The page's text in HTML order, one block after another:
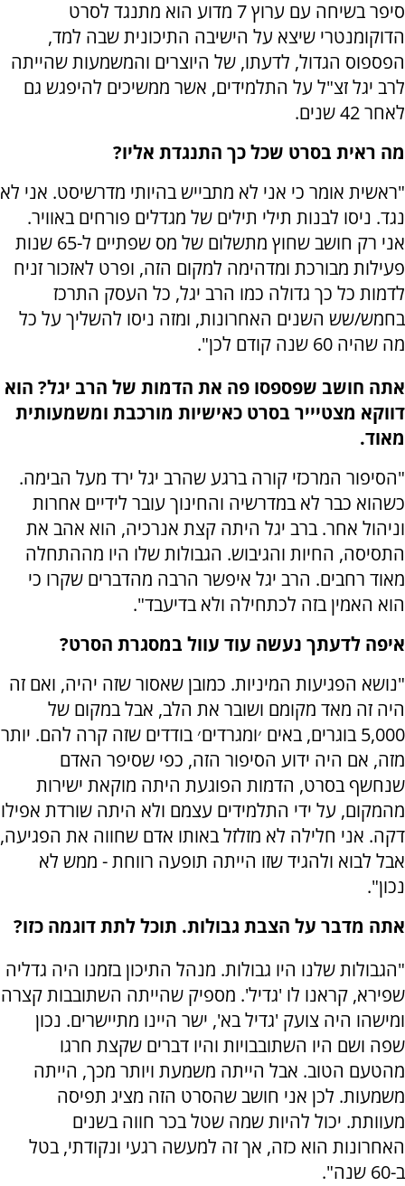
סיפר בשיחה עם ערוץ 7 מדוע הוא מתנגד לסרט
הדוקומנטרי שיצא על הישיבה התיכונית שבה למד,
הפספוס הגדול, לדעתו, של היוצרים והמשמעות שהייתה
לרב יגל זצ"ל על התלמידים, אשר ממשיכים להיפגש גם
לאחר 42 שנים.
מה ראית בסרט שכל כך התנגדת אליו?
"ראשית אומר כי אני לא מתבייש בהיותי מדרשיסט. אני לא
נגד. ניסו לבנות תילי תילים של מגדלים פורחים באוויר.
אני רק חושב שחוץ מתשלום של מס שפתיים ל-65 שנות
פעילות מבורכת ומדהימה למקום הזה, ופרט לאזכור זניח
לדמות כל כך גדולה כמו הרב יגל, כל העסק התרכז
בחמש/שש השנים האחרונות, ומזה ניסו להשליך על כל
מה שהיה 60 שנה קודם לכן".
אתה חושב שפספסו פה את הדמות של הרב יגל? הוא
דווקא מצטיייר בסרט כאישיות מורכבת ומשמעותית
מאוד.
"הסיפור המרכזי קורה ברגע שהרב יגל ירד מעל הבימה.
כשהוא כבר לא במדרשיה והחינוך עובר לידיים אחרות
וניהול אחר. ברב יגל היתה קצת אנרכיה, הוא אהב את
התסיסה, החיות והגיבוש. הגבולות שלו היו מההתחלה
מאוד רחבים. הרב יגל איפשר הרבה מהדברים שקרו כי
הוא האמין בזה לכתחילה ולא בדיעבד".
איפה לדעתך נעשה עוד עוול במסגרת הסרט?
"נושא הפגיעות המיניות. כמובן שאסור שזה יהיה, ואם זה
היה זה מאד מקומם ושובר את הלב, אבל במקום של
5,000 בוגרים, באים ׳ומגרדים׳ בודדים שזה קרה להם. יותר
מזה, אם היה ידוע הסיפור הזה, כפי שסיפר האדם
שנחשף בסרט, הדמות הפוגעת היתה מוקאת ישירות
מהמקום, על ידי התלמידים עצמם ולא היתה שורדת אפילו
דקה. אני חלילה לא מזלזל באותו אדם שחווה את הפגיעה,
אבל לבוא ולהגיד שזו הייתה תופעה רווחת - ממש לא
נכון".
אתה מדבר על הצבת גבולות. תוכל לתת דוגמה כזו?
"הגבולות שלנו היו גבולות. מנהל התיכון בזמנו היה גדליה
שפירא, קראנו לו 'גדיל'. מספיק שהייתה השתובבות קצרה
ומישהו היה צועק 'גדיל בא', ישר היינו מתיישרים. נכון
שפה ושם היו השתובבויות והיו דברים שקצת חרגו
מהטעם הטוב. אבל הייתה משמעת ויותר מכך, הייתה
משמעות. לכן אני חושב שהסרט הזה מציג תפיסה
מעוותת. יכול להיות שמה שטל בכר חווה בשנים
האחרונות הוא כזה, אך זה למעשה רגעי ונקודתי, בטל
ב-60 שנה".